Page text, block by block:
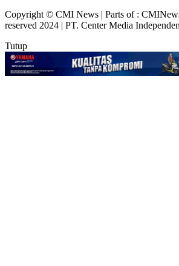
Copyright © CMI News | Parts of :
reserved 2024 | PT. Center Media
Tutup